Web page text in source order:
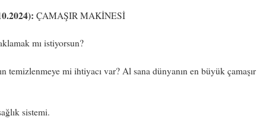
ÇAMAŞIR MAKİNESİ
mı istiyorsun?
temizlenmeye mi ihtiyacı var? Al sana dünyanın en büyük çamaşır
sistemi.